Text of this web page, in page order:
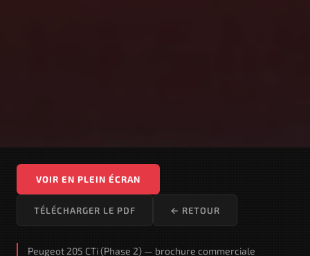
VOIR EN PLEIN ÉCRAN
TÉLÉCHARGER LE PDF ← RETOUR
Peugeot 205 CTi (Phase 2) — brochure commerciale